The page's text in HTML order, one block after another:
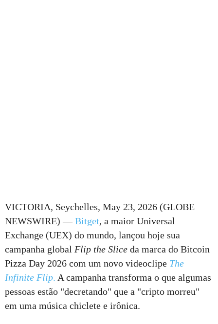
VICTORIA, Seychelles, May 23, 2026 (GLOBE
NEWSWIRE) —Bitget, a maior Universal
Exchange (UEX) do mundo, lançou hoje sua
campanha global Flip the Slice da marca do Bitcoin
Pizza Day 2026 com um novo videoclipe The
Infinite Flip. A campanha transforma o que algumas
pessoas estão "decretando" que a "cripto morreu"
em uma música chiclete e irônica.